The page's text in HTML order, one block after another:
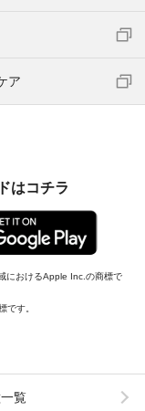
ア
はコチラ
におけるApple Inc.の商標で
です。
覧